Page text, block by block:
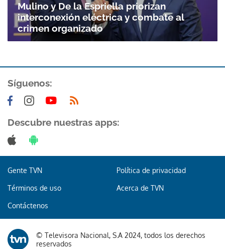
Mulino y De la Espriella priorizan
interconexión eléctrica y combate al
crimen organizado
Síguenos:
Descubre nuestras apps:
Gente TVN Política de privacidad
Términos de uso Acerca de TVN
Contáctenos
© Televisora Nacional, S.A 2024, todos los derechos
reservados